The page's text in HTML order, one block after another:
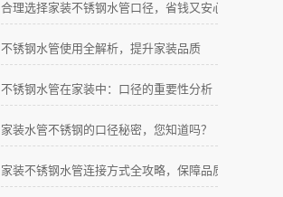
合理选择家装不锈钢水管口径，省钱又安心
不锈钢水管使用全解析，提升家装品质
不锈钢水管在家装中：口径的重要性分析
家装水管不锈钢的口径秘密，您知道吗？
家装不锈钢水管连接方式全攻略，保障品质与安全！